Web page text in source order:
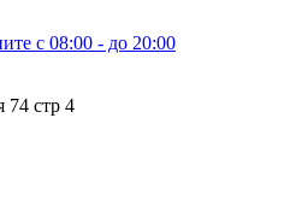
с 08:00 - до 20:00
74 стр 4